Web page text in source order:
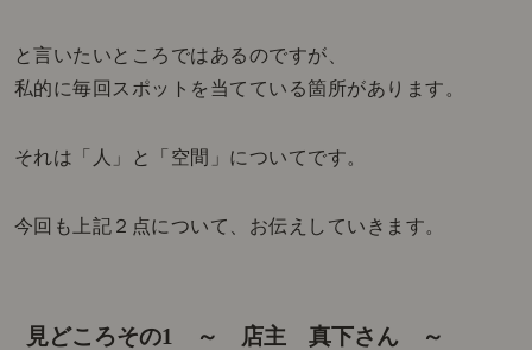
と言いたいところではあるのですが、
私的に毎回スポットを当てている箇所があります。
それは「人」と「空間」についてです。
今回も上記２点について、お伝えしていきます。
見どころその1 ～ 店主 真下さん ～